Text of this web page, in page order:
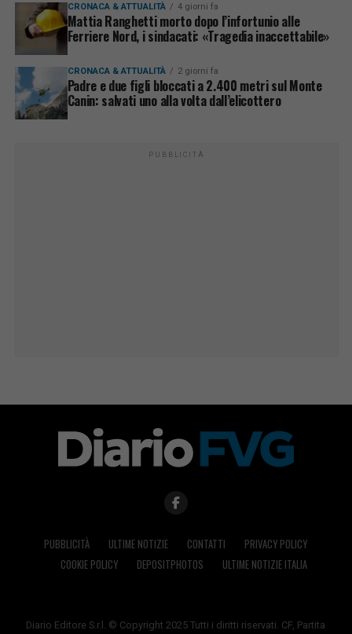
CRONACA & ATTUALITÀ 4 giorni fa
Mattia Ranghetti morto dopo l’infortunio alle
Ferriere Nord, i sindacati: «Tragedia inaccettabile»
CRONACA & ATTUALITÀ 2 giorni fa
Padre e due figli bloccati a 2.400 metri sul Monte
Canin: salvati uno alla volta dall’elicottero
PUBBLICITÀ
PUBBLICITÀ ULTIME NOTIZIE CONTATTI
PRIVACY POLICY
COOKIE POLICY
DEPOSITPHOTOS ULTIME NOTIZIE ITALIA
Diario Editore S.r.l. © Copyright 2025 Tutti i diritti riservati. CF, Partita